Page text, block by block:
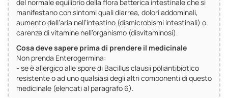
del normale equilibrio della flora batterica intestinale che si
manifestano con sintomi quali diarrea, dolori addominali,
aumento dell’aria nell’intestino (dismicrobismi intestinali) o
carenze di vitamine nell’organismo (disvitaminosi).
Cosa deve sapere prima di prendere il medicinale
Non prenda Enterogermina:
- se è allergico alle spore di Bacillus clausii poliantibiotico
resistente o ad uno qualsiasi degli altri componenti di questo
medicinale (elencati al paragrafo 6).